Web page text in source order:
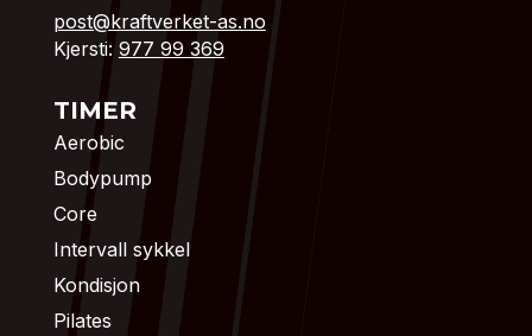
post@kraftverket-as.no
Kjersti: 977 99 369
TIMER
Aerobic
Bodypump
Core
Intervall sykkel
Kondisjon
Pilates